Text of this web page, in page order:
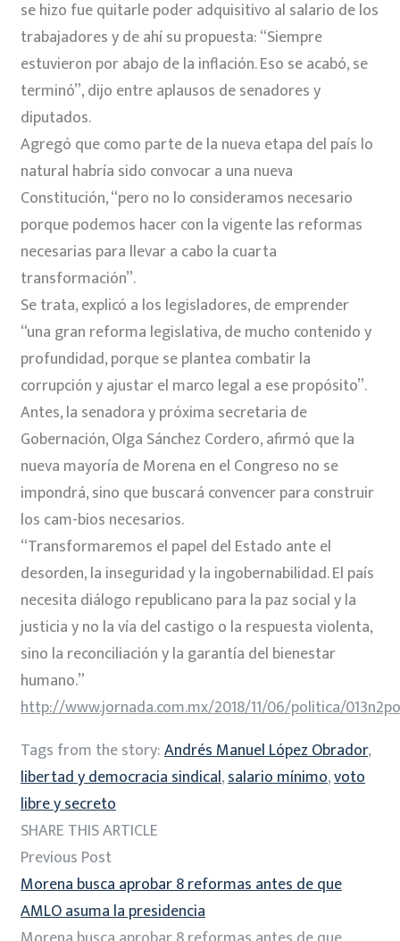
se hizo fue quitarle poder adquisitivo al salario de los
trabajadores y de ahí su propuesta: “Siempre
estuvieron por abajo de la inflación. Eso se acabó, se
terminó”, dijo entre aplausos de senadores y
diputados.
Agregó que como parte de la nueva etapa del país lo
natural habría sido convocar a una nueva
Constitución, “pero no lo consideramos necesario
porque podemos hacer con la vigente las reformas
necesarias para llevar a cabo la cuarta
transformación”.
Se trata, explicó a los legisladores, de emprender
“una gran reforma legislativa, de mucho contenido y
profundidad, porque se plantea combatir la
corrupción y ajustar el marco legal a ese propósito”.
Antes, la senadora y próxima secretaria de
Gobernación, Olga Sánchez Cordero, afirmó que la
nueva mayoría de Morena en el Congreso no se
impondrá, sino que buscará convencer para construir
los cam-bios necesarios.
“Transformaremos el papel del Estado ante el
desorden, la inseguridad y la ingobernabilidad. El país
necesita diálogo republicano para la paz social y la
justicia y no la vía del castigo o la respuesta violenta,
sino la reconciliación y la garantía del bienestar
humano.”
http://www.jornada.com.mx/2018/11/06/politica/
Tags from the story:Andrés Manuel López Obrador,
libertad y democracia sindical,salario mínimo,voto
libre y secreto
SHARE THIS ARTICLE
Previous Post
Morena busca aprobar 8 reformas antes de que
AMLO asuma la presidencia